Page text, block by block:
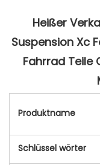
Heißer
Suspension Xc
Fahrrad Teile
Produktname
Schlüssel wörter